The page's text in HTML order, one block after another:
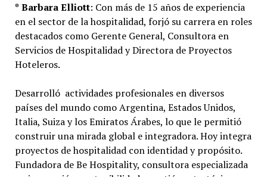
*Barbara Elliott: Con más de 15 años de experiencia
en el sector de la hospitalidad, forjó su carrera en roles
destacados como Gerente General, Consultora en
Servicios de Hospitalidad y Directora de Proyectos
Hoteleros.
Desarrolló actividades profesionales en diversos
países del mundo como Argentina, Estados Unidos,
Italia, Suiza y los Emiratos Árabes, lo que le permitió
construir una mirada global e integradora. Hoy integra
proyectos de hospitalidad con identidad y propósito.
Fundadora de Be Hospitality, consultora especializada